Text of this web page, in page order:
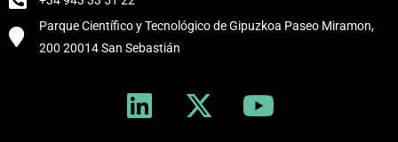
Parque Científico y Tecnológico de Gipuzkoa Paseo Miramon,
200 20014 San Sebastián